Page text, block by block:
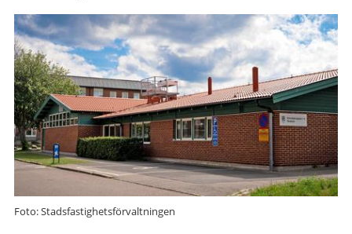
Foto: Stadsfastighetsförvaltningen